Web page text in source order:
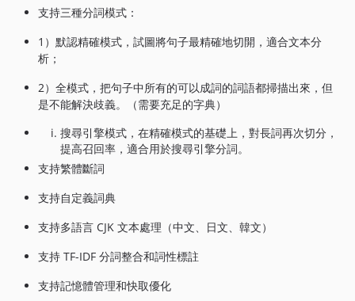
支持三種分詞模式：
1）默認精確模式，試圖將句子最精確地切開，適合文本分
析；
2）全模式，把句子中所有的可以成詞的詞語都掃描出來，但
是不能解決歧義。（需要充足的字典）
搜尋引擎模式，在精確模式的基礎上，對長詞再次切分，
提高召回率，適合用於搜尋引擎分詞。
支持繁體斷詞
支持自定義詞典
支持多語言 CJK 文本處理（中文、日文、韓文）
支持 TF-IDF 分詞整合和詞性標註
支持記憶體管理和快取優化